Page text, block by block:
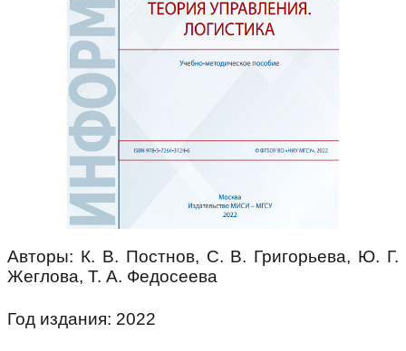
Авторы: К. В. Постнов, С. В. Григорьева, Ю. Г.
Жеглова, Т. А. Федосеева
Год издания: 2022